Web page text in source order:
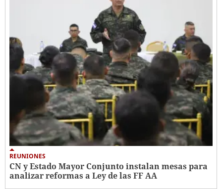
REUNIONES
CN y Estado Mayor Conjunto instalan mesas para
analizar reformas a Ley de las FF AA